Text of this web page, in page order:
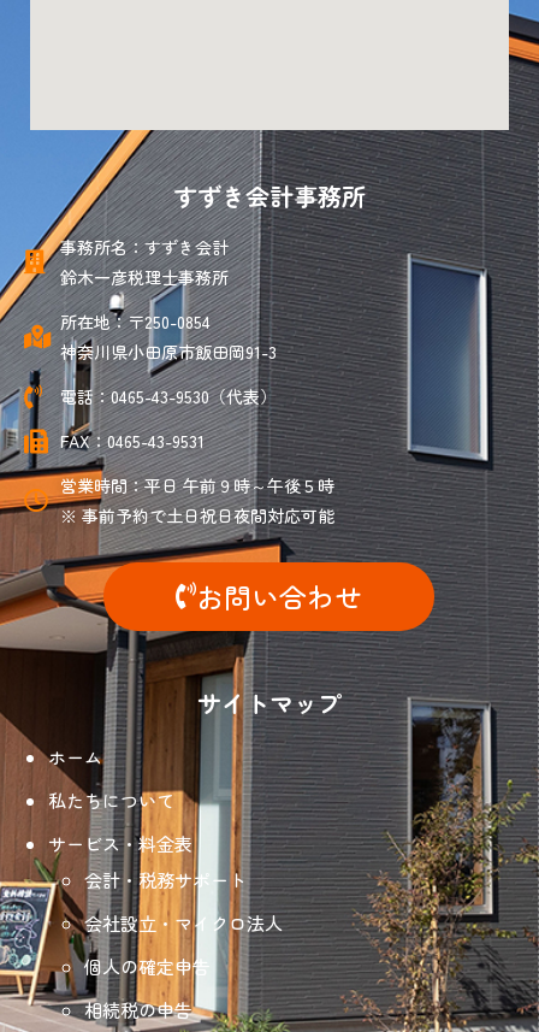
すずき会計事務所
事務所名：すずき会計
鈴木一彦税理士事務所
所在地：〒250-0854
神奈川県小田原市飯田岡91-3
電話：0465-43-9530（代表）
FAX：0465-43-9531
営業時間：平日 午前９時～午後５時
※ 事前予約で土日祝日夜間対応可能
お問い合わせ
サイトマップ
ホーム
私たちについて
サービス・料金表
会計・税務サポート
会社設立・マイクロ法人
個人の確定申告
相続税の申告